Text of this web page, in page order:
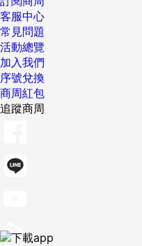
客服中心
常見問題
活動總覽
加入我們
序號兌換
商周紅包
追蹤商周